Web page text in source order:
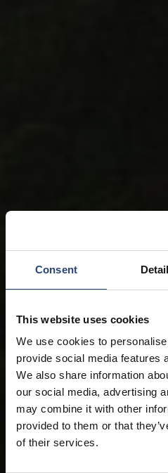
Consent
This website uses cookies
We use cookies to
provide social media features
We also share information
our social media, advertising
may combine it with other
provided to them or that
of their services.